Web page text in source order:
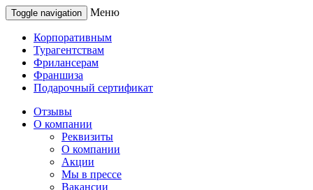
Toggle navigation Меню
Корпоративным
Турагентствам
Фрилансерам
Франшиза
Подарочный сертификат
Отзывы
О компании
Реквизиты
О компании
Акции
Мы в прессе
Вакансии